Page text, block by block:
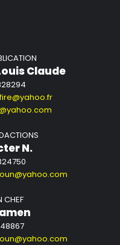
Claude
N.
CHEF